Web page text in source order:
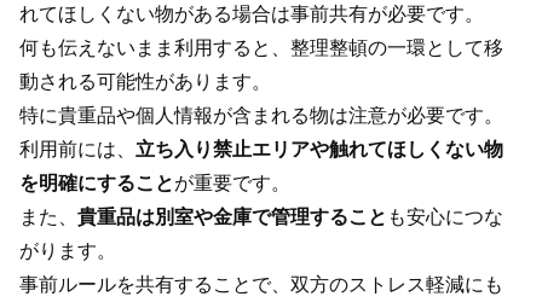
れてほしくない物がある場合は事前共有が必要です。
何も伝えないまま利用すると、整理整頓の一環として移
動される可能性があります。
特に貴重品や個人情報が含まれる物は注意が必要です。
利用前には、 立ち入り禁止エリアや触れてほしくない物
を明確にすることが重要です。
また、貴重品は別室や金庫で管理すること も安心につな
がります。
事前ルールを共有することで、双方のストレス軽減にも